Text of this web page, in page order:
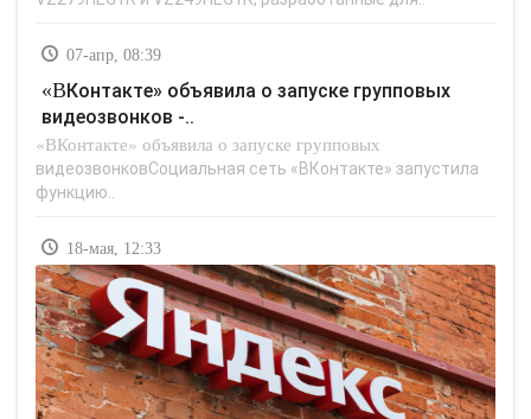
07-апр, 08:39
«ВКонтакте» объявила о запуске групповых
видеозвонков -..
«ВКонтакте» объявила о запуске групповых
видеозвонковСоциальная сеть «ВКонтакте» запустила
функцию..
18-мая, 12:33